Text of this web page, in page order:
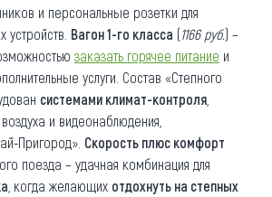
и персональные розетки для
Вагон 1-го класса (1166 руб.) –
заказать горячее питание и
услуги. Состав «Степного
системами климат-контроля
и видеонаблюдения,
Пригород». Скорость плюс комфорт
поезда – удачная комбинация для
, когда желающих отдохнуть на степных